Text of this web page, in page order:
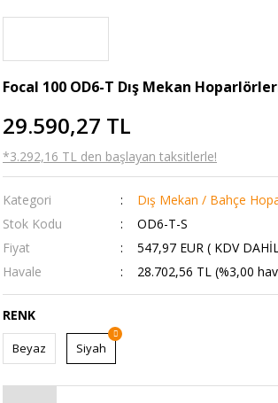
Focal 100 OD6-T Dış Mekan
29.590,27 TL
*3.292,16 TL den başlayan taksitlerle!
Kategori
Dış Mekan / Bahçe
Stok Kodu
OD6-T-S
Fiyat
547,97 EUR ( KDV
Havale
28.702,56 TL (%3,00
RENK
Beyaz Siyah